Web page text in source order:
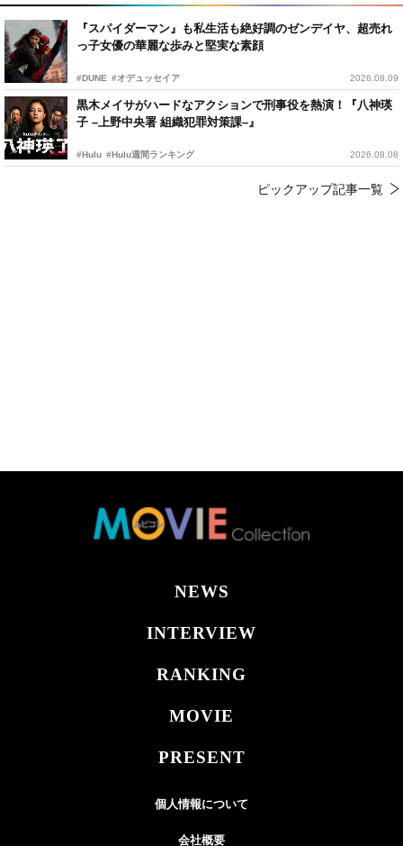
『スパイダーマン』も私生活も絶好調のゼンデイヤ、超売れ
っ子女優の華麗な歩みと堅実な素顔
#DUNE #オデュッセイア 2026.08.09
黒木メイサがハードなアクションで刑事役を熱演！『八神瑛
子 –上野中央署 組織犯罪対策課–』
#Hulu #Hulu週間ランキング 2026.08.08
ピックアップ記事一覧
NEWS
INTERVIEW
RANKING
MOVIE
PRESENT
個人情報について
会社概要